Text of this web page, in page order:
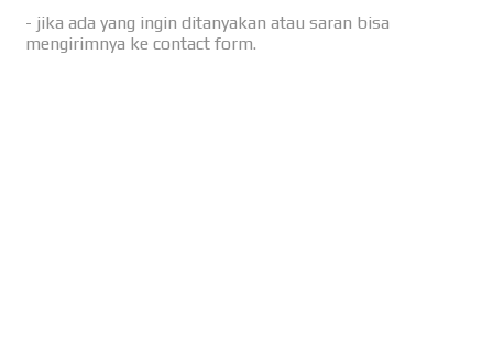
- jika ada yang ingin ditanyakan atau saran bisa
mengirimnya ke contact form.